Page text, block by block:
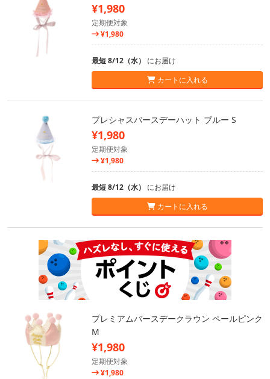
¥1,980
定期便対象
¥1,980
最短 8/12（水） にお届け
カートに入れる
プレシャスバースデーハット ブルー S
¥1,980
定期便対象
¥1,980
最短 8/12（水） にお届け
カートに入れる
プレミアムバースデークラウン ペールピンク
M
¥1,980
定期便対象
¥1,980